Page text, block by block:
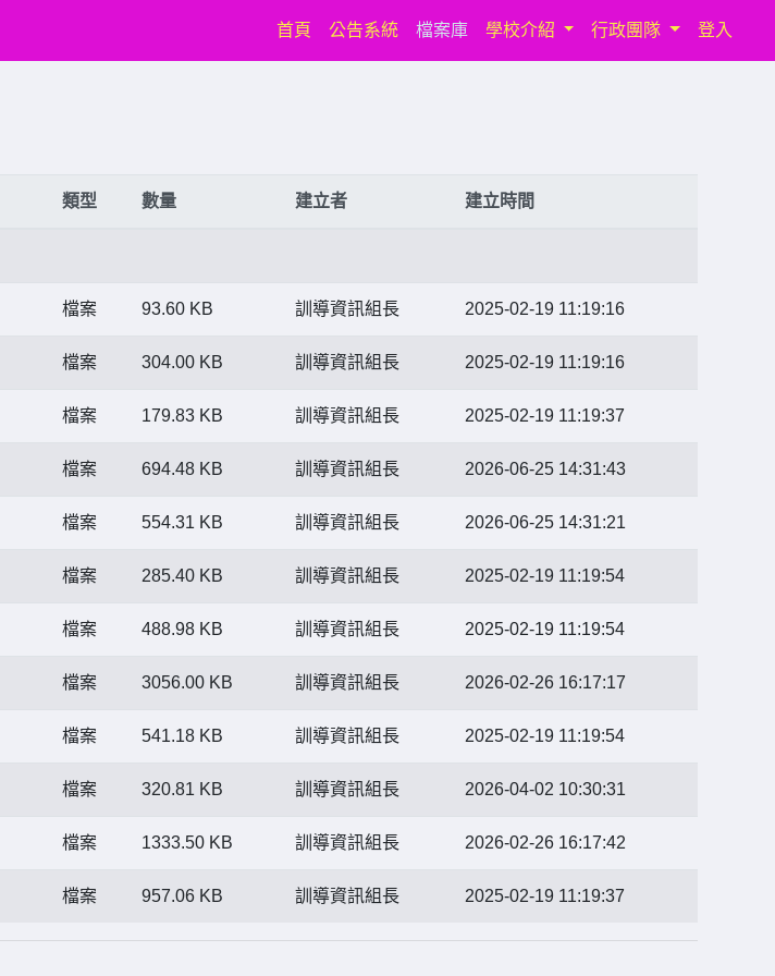
首頁(current)
公告系統 檔案庫 學校介紹 行政團隊 登入
類型 數量 建立者 建立時間
檔案 93.60 KB 訓導資訊組長 2025-02-19 11:19:16
檔案 304.00 KB 訓導資訊組長 2025-02-19 11:19:16
檔案 179.83 KB 訓導資訊組長 2025-02-19 11:19:37
檔案 694.48 KB 訓導資訊組長 2026-06-25 14:31:43
檔案 554.31 KB 訓導資訊組長 2026-06-25 14:31:21
檔案 285.40 KB 訓導資訊組長 2025-02-19 11:19:54
檔案 488.98 KB 訓導資訊組長 2025-02-19 11:19:54
檔案 3056.00 KB 訓導資訊組長 2026-02-26 16:17:17
檔案 541.18 KB 訓導資訊組長 2025-02-19 11:19:54
檔案 320.81 KB 訓導資訊組長 2026-04-02 10:30:31
檔案 1333.50 KB 訓導資訊組長 2026-02-26 16:17:42
檔案 957.06 KB 訓導資訊組長 2025-02-19 11:19:37